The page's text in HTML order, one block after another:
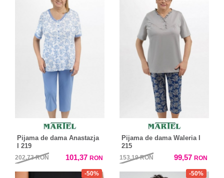
Pijama de dama Anastazja
I 219
202,73RON 101,37 RON
Pijama de dama Waleria I
215
153,19RON 99,57 RON
-50% -50%